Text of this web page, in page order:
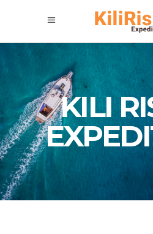
KILI